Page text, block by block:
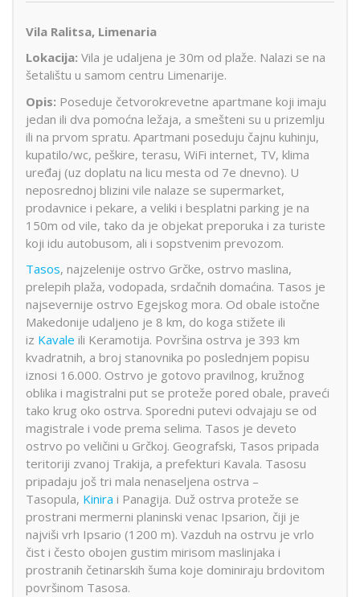
Vila Ralitsa, Limenaria
Lokacija: Vila je udaljena je 30m od plaže. Nalazi se na
šetalištu u samom centru Limenarije.
Opis: Poseduje četvorokrevetne apartmane koji imaju
jedan ili dva pomoćna ležaja, a smešteni su u prizemlju
ili na prvom spratu. Apartmani poseduju čajnu kuhinju,
kupatilo/wc, peškire, terasu, WiFi internet, TV, klima
uređaj (uz doplatu na licu mesta od 7e dnevno). U
neposrednoj blizini vile nalaze se supermarket,
prodavnice i pekare, a veliki i besplatni parking je na
150m od vile, tako da je objekat preporuka i za turiste
koji idu autobusom, ali i sopstvenim prevozom.
Tasos, najzelenije ostrvo Grčke, ostrvo maslina,
prelepih plaža, vodopada, srdačnih domaćina. Tasos je
najsevernije ostrvo Egejskog mora. Od obale istočne
Makedonije udaljeno je 8 km, do koga stižete ili
iz Kavale ili Keramotija. Površina ostrva je 393 km
kvadratnih, a broj stanovnika po poslednjem popisu
iznosi 16.000. Ostrvo je gotovo pravilnog, kružnog
oblika i magistralni put se proteže pored obale, praveći
tako krug oko ostrva. Sporedni putevi odvajaju se od
magistrale i vode prema selima. Tasos je deveto
ostrvo po veličini u Grčkoj. Geografski, Tasos pripada
teritoriji zvanoj Trakija, a prefekturi Kavala. Tasosu
pripadaju još tri mala nenaseljena ostrva –
Tasopula, Kinira i Panagija. Duž ostrva proteže se
prostrani mermerni planinski venac Ipsarion, čiji je
najviši vrh Ipsario (1200 m). Vazduh na ostrvu je vrlo
čist i često obojen gustim mirisom maslinjaka i
prostranih četinarskih šuma koje dominiraju brdovitom
površinom Tasosa.